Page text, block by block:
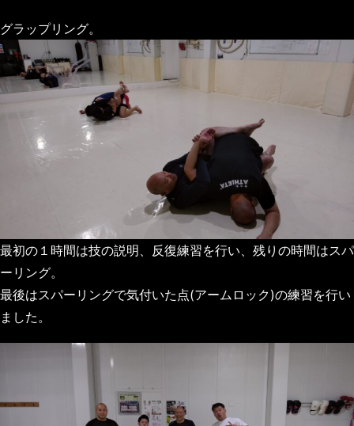
グラップリング。
最初の１時間は技の説明、反復練習を行い、残りの時間はスパ
ーリング。
最後はスパーリングで気付いた点(アームロック)の練習を行い
ました。